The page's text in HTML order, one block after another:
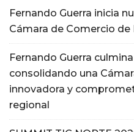
Fernando Guerra inicia
Cámara de Comercio de
Fernando Guerra
consolidando una
innovadora y
regional